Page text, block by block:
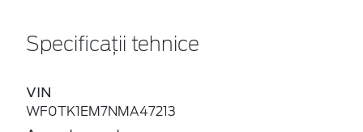
Specificații tehnice
VIN
WF0TK1EM7NMA47213